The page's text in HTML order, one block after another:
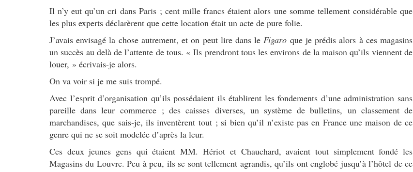
Il n’y eut qu’un cri dans Paris ; cent mille francs étaient alors une somme tellement considérable que
les plus experts déclarèrent que cette location était un acte de pure folie.
J’avais envisagé la chose autrement, et on peut lire dans leFigaro que je prédis alors à ces magasins
un succès au delà de l’attente de tous. « Ils prendront tous les environs de la maison qu’ils viennent de
louer, » écrivais-je alors.
On va voir si je me suis trompé.
Avec l’esprit d’organisation qu’ils possédaient ils établirent les fondements d’une administration sans
pareille dans leur commerce ; des caisses diverses, un système de bulletins, un classement de
marchandises, que sais-je, ils inventèrent tout ; si bien qu’il n’existe pas en France une maison de ce
genre qui ne se soit modelée d’après la leur.
Ces deux jeunes gens qui étaient MM. Hériot et Chauchard, avaient tout simplement fondé les
Magasins du Louvre. Peu à peu, ils se sont tellement agrandis, qu’ils ont englobé jusqu’à l’hôtel de ce